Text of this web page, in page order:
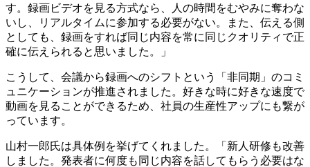
す。録画ビデオを見る方式なら、人の時間をむやみに奪わな
いし、リアルタイムに参加する必要がない。また、伝える側
としても、録画をすれば同じ内容を常に同じクオリティで正
確に伝えられると思いました。」
こうして、会議から録画へのシフトという「非同期」のコミ
ュニケーションが推進されました。好きな時に好きな速度で
動画を見ることができるため、社員の生産性アップにも繋が
っています。
山村一郎氏は具体例を挙げてくれました。「新人研修も改善
しました。発表者に何度も同じ内容を話してもらう必要はな